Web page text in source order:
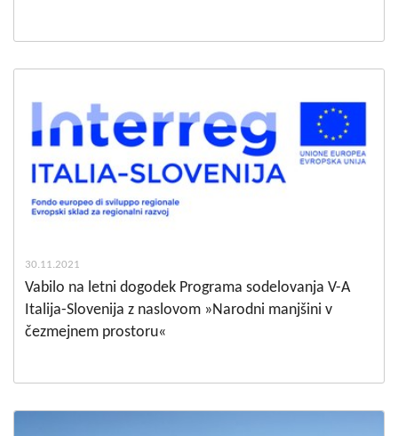
30.11.2021
Vabilo na letni dogodek Programa sodelovanja V-A
Italija-Slovenija z naslovom »Narodni manjšini v
čezmejnem prostoru«